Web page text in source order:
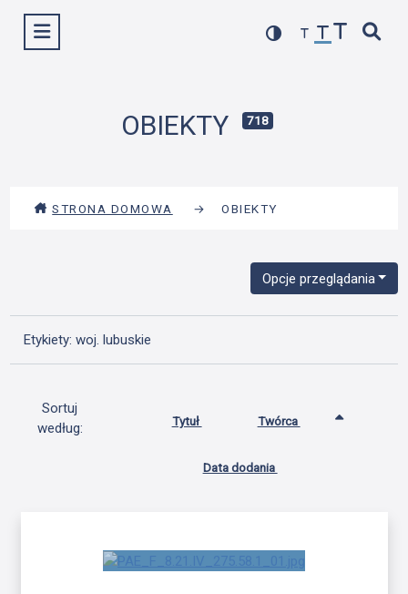
Wyświetl menu
OBIEKTY 718
STRONA DOMOWA → OBIEKTY
Opcje przeglądania
Etykiety: woj. lubuskie
Sortuj
według:
Tytuł Twórca
Data dodania